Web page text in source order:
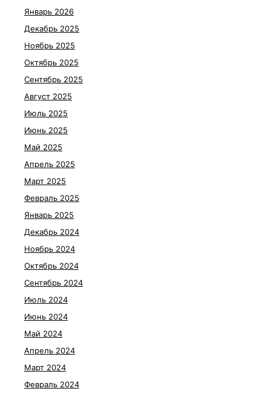
Январь 2026
Декабрь 2025
Ноябрь 2025
Октябрь 2025
Сентябрь 2025
Август 2025
Июль 2025
Июнь 2025
Май 2025
Апрель 2025
Март 2025
Февраль 2025
Январь 2025
Декабрь 2024
Ноябрь 2024
Октябрь 2024
Сентябрь 2024
Июль 2024
Июнь 2024
Май 2024
Апрель 2024
Март 2024
Февраль 2024